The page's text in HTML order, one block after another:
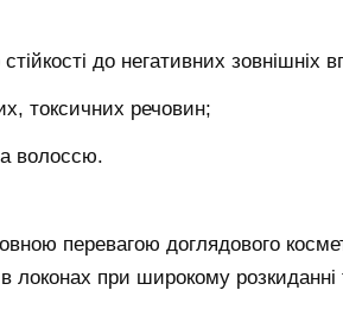
до негативних зовнішніх
токсичних речовин;
волоссю.
перевагою доглядового
локонах при широкому